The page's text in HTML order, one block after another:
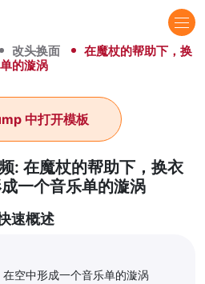
改头换面
在魔杖的帮助下，换
的漩涡
: 在魔杖的帮助下，换衣
一个音乐单的漩涡
中打开模板
速概述
空中形成一个音乐单的漩涡